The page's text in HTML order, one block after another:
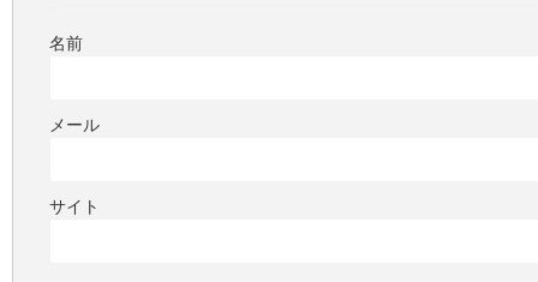
名前
メール
サイト